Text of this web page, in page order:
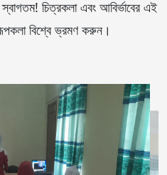
জন্য নির্বাচিত শিক্ষার্থীদের ভর্তি
বর্ষের পরীক্ষার সময়সূচি:
স্বাগতম! চিত্রকলা এবং আবির্ভাবের এই
বিশ্বে ভ্রমণ করুন।